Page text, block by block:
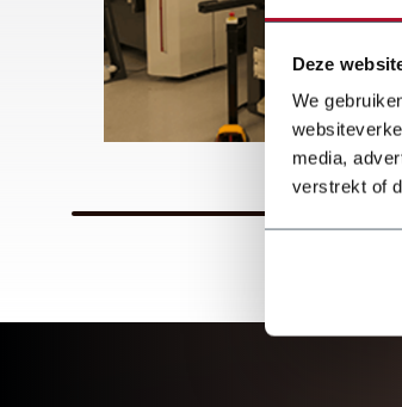
Deze
We
media,
verstrekt of